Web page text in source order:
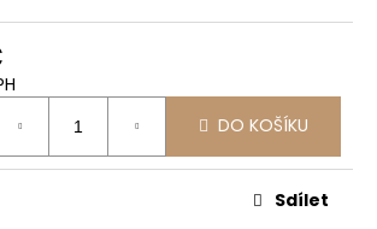
DO KOŠÍKU
Sdílet